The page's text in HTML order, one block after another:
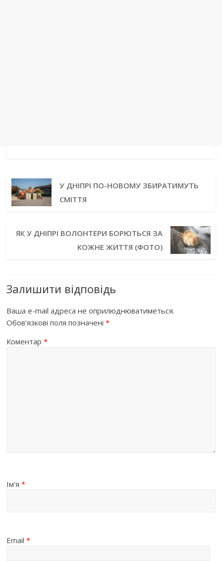
У ДНІПРІ ПО-НОВОМУ ЗБИРАТИМУТЬ
СМІТТЯ
ЯК У ДНІПРІ ВОЛОНТЕРИ БОРЮТЬСЯ ЗА
КОЖНЕ ЖИТТЯ (ФОТО)
Залишити відповідь
Ваша e-mail адреса не оприлюднюватиметься.
Обов’язкові поля позначені*
Коментар*
Ім'я*
Email*